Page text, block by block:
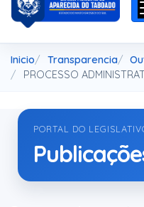
Inicio Transparencia
PROCESSO
PORTAL DO